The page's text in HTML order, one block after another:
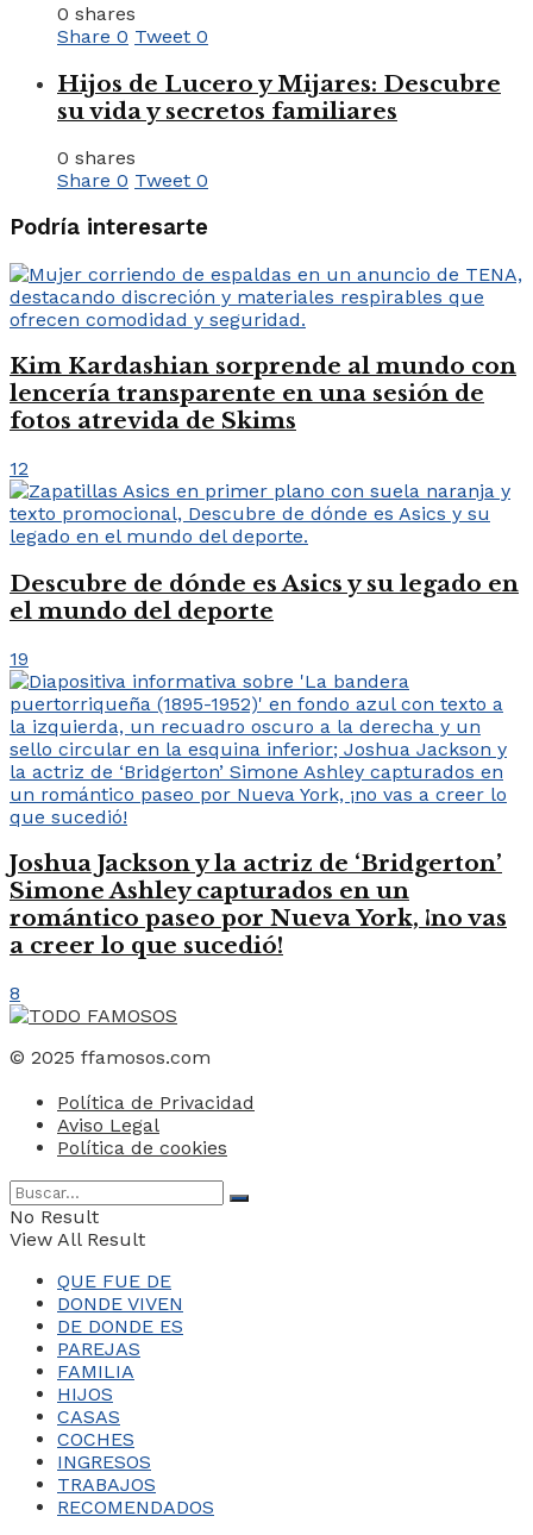
0 shares
Share 0 Tweet 0
Hijos de Lucero y Mijares: Descubre
su vida y secretos familiares
0 shares
Share 0 Tweet 0
Podría interesarte
Kim Kardashian sorprende al mundo con
lencería transparente en una sesión de
fotos atrevida de Skims
12
Descubre de dónde es Asics y su legado en
el mundo del deporte
19
Joshua Jackson y la actriz de ‘Bridgerton’
Simone Ashley capturados en un
romántico paseo por Nueva York, ¡no vas
a creer lo que sucedió!
8
© 2025 ffamosos.com
Política de Privacidad
Aviso Legal
Política de cookies
No Result
View All Result
QUE FUE DE
DONDE VIVEN
DE DONDE ES
PAREJAS
FAMILIA
HIJOS
CASAS
COCHES
INGRESOS
TRABAJOS
RECOMENDADOS